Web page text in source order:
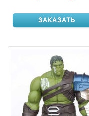
ЗАКАЗАТЬ